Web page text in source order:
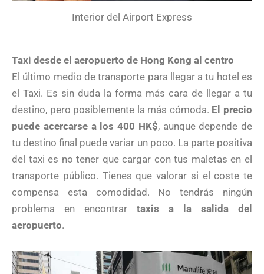
Interior del Airport Express
Taxi desde el aeropuerto de Hong Kong al centro
El último medio de transporte para llegar a tu hotel es
el Taxi. Es sin duda la forma más cara de llegar a tu
destino, pero posiblemente la más cómoda. El precio
puede acercarse a los 400 HK$, aunque depende de
tu destino final puede variar un poco. La parte positiva
del taxi es no tener que cargar con tus maletas en el
transporte público. Tienes que valorar si el coste te
compensa esta comodidad. No tendrás ningún
problema en encontrar taxis a la salida del
aeropuerto.